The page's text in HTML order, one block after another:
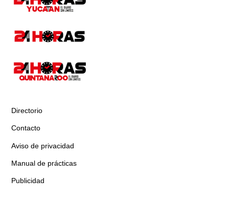
Directorio
Contacto
Aviso de privacidad
Manual de prácticas
Publicidad